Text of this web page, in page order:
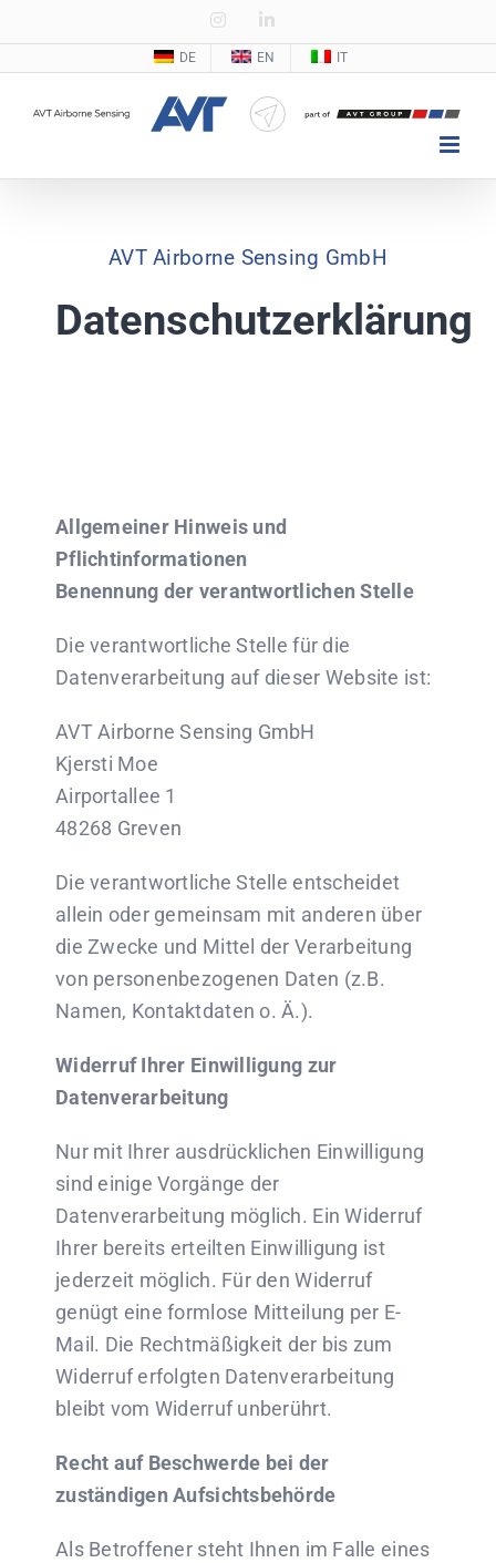
Inhalt
springen
InstagramLinkedIn
DE EN IT
AVT Airborne Sensing GmbH
Datenschutzerklärung
Allgemeiner Hinweis und
Pflichtinformationen
Benennung der verantwortlichen Stelle
Die verantwortliche Stelle für die
Datenverarbeitung auf dieser Website ist:
AVT Airborne Sensing GmbH
Kjersti Moe
Airportallee 1
48268 Greven
Die verantwortliche Stelle entscheidet
allein oder gemeinsam mit anderen über
die Zwecke und Mittel der Verarbeitung
von personenbezogenen Daten (z.B.
Namen, Kontaktdaten o. Ä.).
Widerruf Ihrer Einwilligung zur
Datenverarbeitung
Nur mit Ihrer ausdrücklichen Einwilligung
sind einige Vorgänge der
Datenverarbeitung möglich. Ein Widerruf
Ihrer bereits erteilten Einwilligung ist
jederzeit möglich. Für den Widerruf
genügt eine formlose Mitteilung per E-
Mail. Die Rechtmäßigkeit der bis zum
Widerruf erfolgten Datenverarbeitung
bleibt vom Widerruf unberührt.
Recht auf Beschwerde bei der
zuständigen Aufsichtsbehörde
Als Betroffener steht Ihnen im Falle eines